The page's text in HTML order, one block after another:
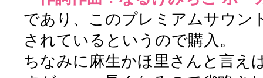
であり、このプレミアムサウン
されているというので購入。
ちなみに麻生かほ里さんと言え